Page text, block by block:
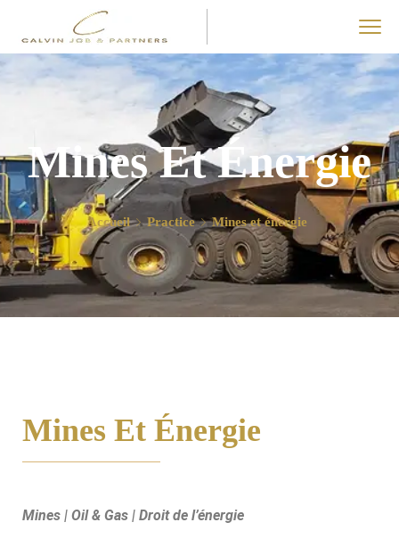
Mines Et Énergie
Accueil Practice Mines et énergie
Mines Et Énergie
Mines | Oil & Gas | Droit de l’énergie